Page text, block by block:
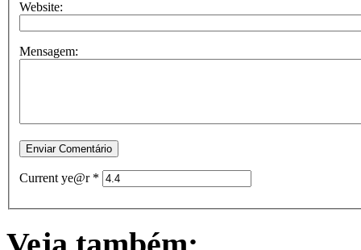
Website:
Mensagem:
Current ye@r *